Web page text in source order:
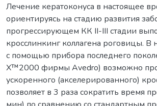
Лечение кератоконуса в настоящее
ориентируясь на стадию развития
прогрессирующем КК ІІ-ІІІ стадии
кросслинкинг коллагена роговицы. В
с помощью прибора последнего
X™2000 фирмы Avedro) возможно
ускоренного (акселерированного)
позволяет в 3 раза сократить время